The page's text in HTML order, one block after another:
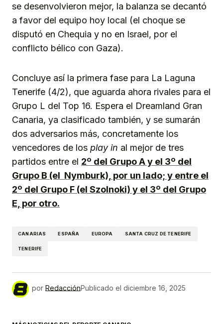
se desenvolvieron mejor, la balanza se decantó
a favor del equipo hoy local (el choque se
disputó en Chequia y no en Israel, por el
conflicto bélico con Gaza).
Concluye así la primera fase para La Laguna
Tenerife (4/2), que aguarda ahora rivales para el
Grupo L del Top 16. Espera el Dreamland Gran
Canaria, ya clasificado también, y se sumarán
dos adversarios más, concretamente los
vencedores de los play in al mejor de tres
partidos entre el 2º del Grupo A y el 3º del
Grupo B (el Nymburk), por un lado; y entre el
2º del Grupo F (el Szolnoki) y el 3º del Grupo
E, por otro.
CANARIAS ESPAÑA EUROPA SANTA CRUZ DE TENERIFE
TENERIFE
por RedacciónPublicado el diciembre 16, 2025